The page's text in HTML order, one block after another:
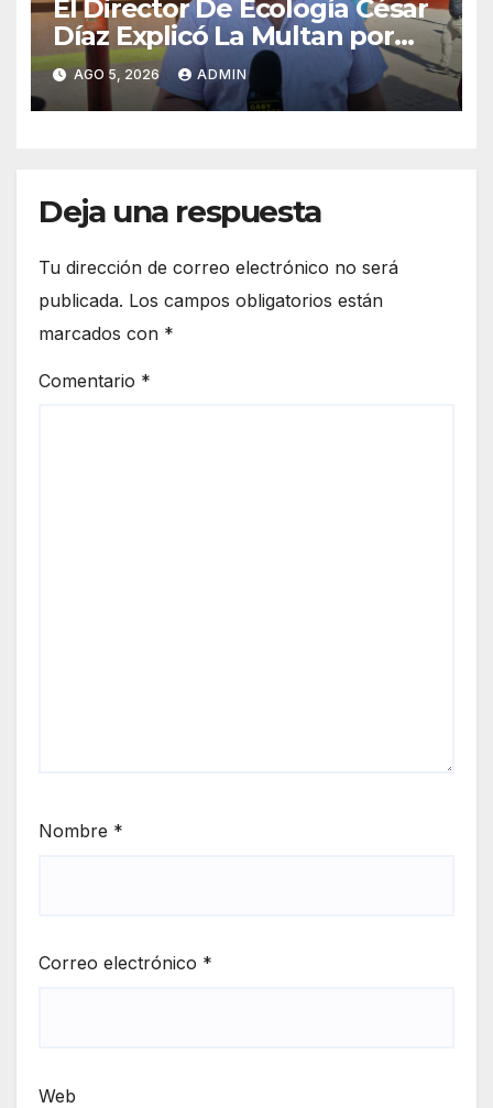
El Director De Ecología César
Díaz Explicó La Multan por
Contaminación Tras Incendio
De Llantas
AGO 5, 2026 ADMIN
Deja una respuesta
Tu dirección de correo electrónico no será
publicada. Los campos obligatorios están
marcados con *
Comentario *
Nombre *
Correo electrónico *
Web